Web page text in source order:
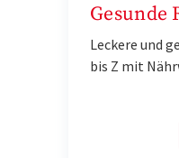
Gesunde
Leckere und
bis Z mit